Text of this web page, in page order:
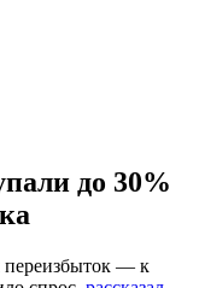
до 30%
переизбыток — к